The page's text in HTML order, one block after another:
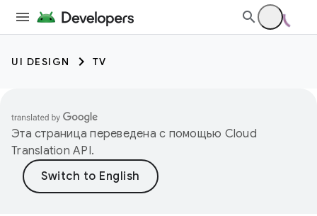
UI DESIGN TV
Эта страница переведена с помощью Cloud
Translation API.